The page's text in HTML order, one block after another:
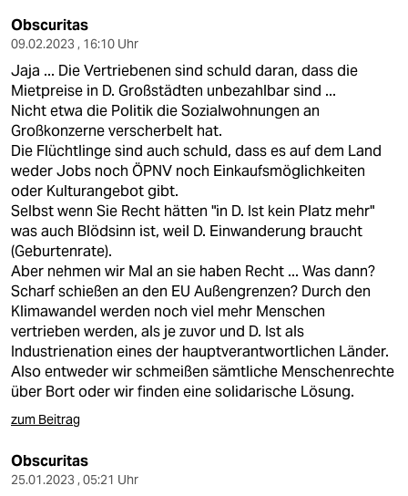
Obscuritas
09.02.2023 , 16:10 Uhr
Jaja ... Die Vertriebenen sind schuld daran, dass die
Mietpreise in D. Großstädten unbezahlbar sind ...
Nicht etwa die Politik die Sozialwohnungen an
Großkonzerne verscherbelt hat.
Die Flüchtlinge sind auch schuld, dass es auf dem Land
weder Jobs noch ÖPNV noch Einkaufsmöglichkeiten
oder Kulturangebot gibt.
Selbst wenn Sie Recht hätten "in D. Ist kein Platz mehr"
was auch Blödsinn ist, weil D. Einwanderung braucht
(Geburtenrate).
Aber nehmen wir Mal an sie haben Recht ... Was dann?
Scharf schießen an den EU Außengrenzen? Durch den
Klimawandel werden noch viel mehr Menschen
vertrieben werden, als je zuvor und D. Ist als
Industrienation eines der hauptverantwortlichen Länder.
Also entweder wir schmeißen sämtliche Menschenrechte
über Bort oder wir finden eine solidarische Lösung.
zum Beitrag
Obscuritas
25.01.2023 , 05:21 Uhr